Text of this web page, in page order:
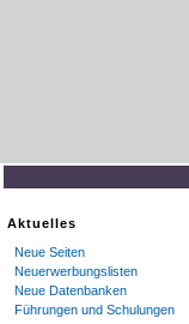
Aktuelles
Neue Seiten
Neuerwerbungslisten
Neue Datenbanken
Führungen und Schulungen